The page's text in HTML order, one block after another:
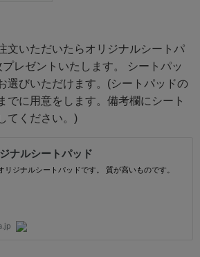
文いただいたらオリジナルシートパ
レゼントいたします。 シートパッ
選びいただけます。(シートパッドの
でに用意をします。備考欄にシート
てください。)